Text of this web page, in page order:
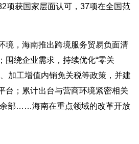
项获国家层面认可，37项在全国范
境，海南推出跨境服务贸易负面清
围绕企业需求，持续优化“零关
加工增值内销免关税等政策，并建
台；累计出台与营商环境紧密相关
部……海南在重点领域的改革开放